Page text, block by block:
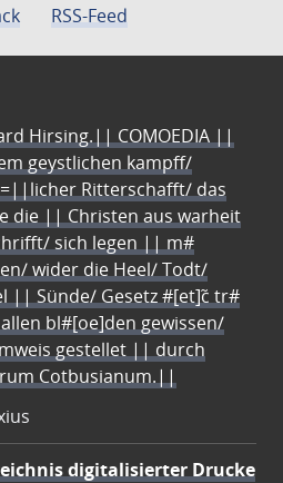
RSS-Feed
Hirsing.|| COMOEDIA ||
geystlichen kampff/
Ritterschafft/ das
die || Christen aus warheit
sich legen || m#
wider die Heel/ Todt/
|| Sünde/ Gesetz #[et]c̃ tr#
bl#[oe]den gewissen/
gestellet || durch
Cotbusianum.||
digitalisierter Drucke